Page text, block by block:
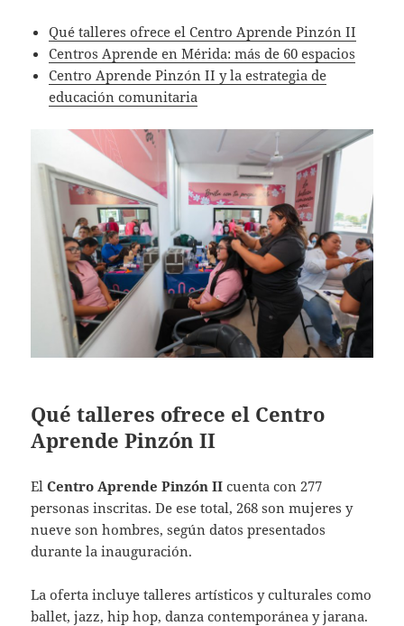
Qué talleres ofrece el Centro Aprende Pinzón II
Centros Aprende en Mérida: más de 60 espacios
Centro Aprende Pinzón II y la estrategia de
educación comunitaria
Qué talleres ofrece el Centro
Aprende Pinzón II
ElCentro Aprende Pinzón II cuenta con 277
personas inscritas. De ese total, 268 son mujeres y
nueve son hombres, según datos presentados
durante la inauguración.
La oferta incluye talleres artísticos y culturales como
ballet, jazz, hip hop, danza contemporánea y jarana.